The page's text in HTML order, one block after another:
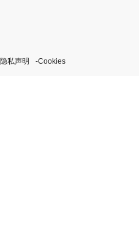
隐私声明 Cookies